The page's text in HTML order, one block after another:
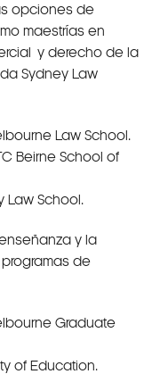
opciones de
maestrías en
y derecho de la
Sydney Law
Law School.
Beirne School of
Law School.
y la
de
Graduate
of Education.